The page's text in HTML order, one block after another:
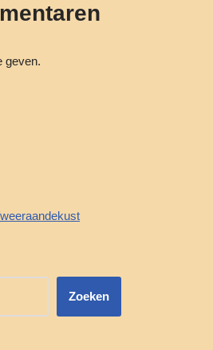
geven.
Zoeken